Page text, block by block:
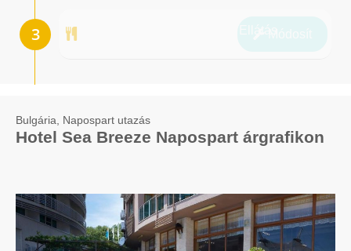
Bulgária, Napospart utazás
Hotel Sea Breeze Napospart árgrafikon